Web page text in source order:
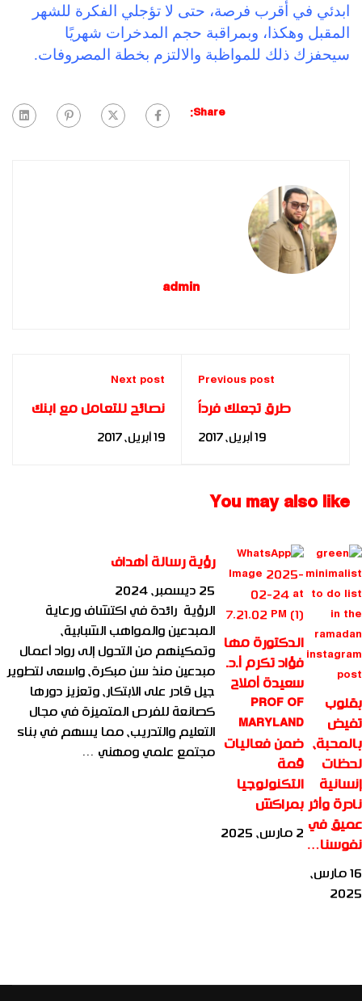
ابدئي في أقرب فرصة، حتى لا تؤجلي الفكرة للشهر
المقبل وهكذا، وبمراقبة حجم المدخرات شهريًا
سيحفزك ذلك للمواظبة والالتزم بخطة المصروفات.
Share:
admin
Previous post
طرق تجعلك فرداً
محبوباً داخل أسرتك
19 أبريل، 2017
Next post
نصائح للتعامل مع ابنك
المراهق
19 أبريل، 2017
You may also like
بقلوب
تفيض
بالمحبة،
لحظات
إنسانية
نادرة وأثر
عميق في
نفوسنا…
16 مارس،
2025
الدكتورة مها
فؤاد تكرم أ.د.
سعيدة أملاح
PROF OF
MARYLAND
ضمن فعاليات
قمة
التكنولوجيا
بمراكش
2 مارس، 2025
رؤية رسالة أهداف
25 ديسمبر، 2024
الرؤية رائدة في اكتشاف ورعاية
المبدعين والمواهب الشبابية،
وتمكينهم من التحول إلى رواد أعمال
مبدعين منذ سن مبكرة، واسعى لتطوير
جيل قادر على الابتكار، وتعزيز دورها
كصانعة للفرص المتميزة في مجال
التعليم والتدريب، مما يسهم في بناء
مجتمع علمي ومهني …